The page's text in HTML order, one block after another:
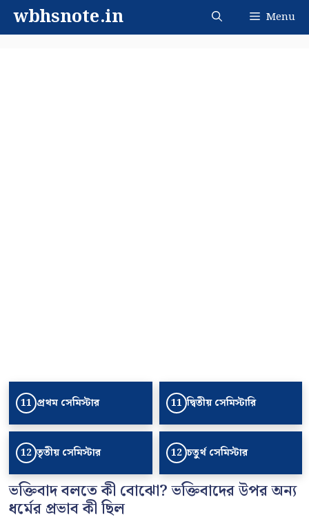
Skipwbhsnote.in Menu
11 প্রথম সেমিস্টার 11 দ্বিতীয় সেমিস্টারি
12 তৃতীয় সেমিস্টার 12 চতুর্থ সেমিস্টার
ভক্তিবাদ বলতে কী বোঝো? ভক্তিবাদের উপর অন্য
ধর্মের প্রভাব কী ছিল